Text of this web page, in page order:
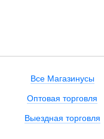
Все Магазинусы
Оптовая торговля
Выездная торговля